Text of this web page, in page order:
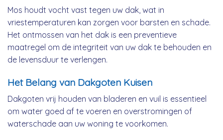
Mos houdt vocht vast tegen uw dak, wat in
vriestemperaturen kan zorgen voor barsten en schade.
Het ontmossen van het dak is een preventieve
maatregel om de integriteit van uw dak te behouden en
de levensduur te verlengen.
Het Belang van Dakgoten Kuisen
Dakgoten vrij houden van bladeren en vuil is essentieel
om water goed af te voeren en overstromingen of
waterschade aan uw woning te voorkomen.